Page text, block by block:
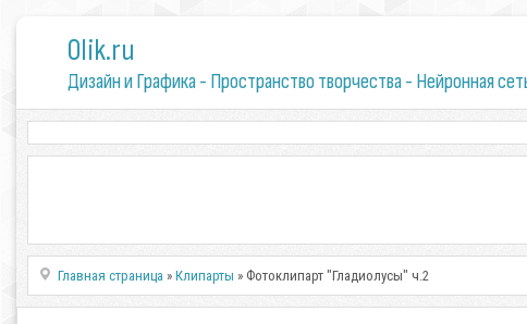
0lik.ru
Дизайн и Графика - Пространство творчества - Нейронная
Главная страница »Клипарты » Фотоклипарт "Гладиолусы" ч.2